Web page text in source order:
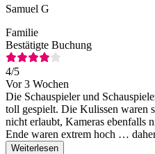
Samuel G
Familie
Bestätigte Buchung
4/5
Vor 3 Wochen
Die Schauspieler und
toll gespielt. Die Kulissen waren
nicht erlaubt, Kameras ebenfalls
Ende waren extrem hoch …
Weiterlesen